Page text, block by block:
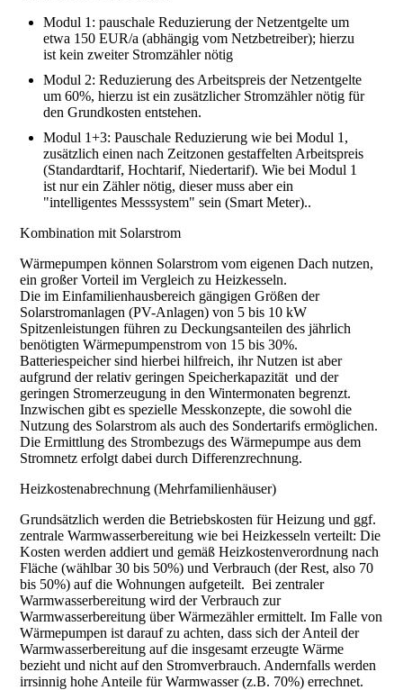
Modul 1: pauschale Reduzierung der Netzentgelte um
etwa 150 EUR/a (abhängig vom Netzbetreiber); hierzu
ist kein zweiter Stromzähler nötig
Modul 2: Reduzierung des Arbeitspreis der Netzentgelte
um 60%, hierzu ist ein zusätzlicher Stromzähler nötig für
den Grundkosten entstehen.
Modul 1+3: Pauschale Reduzierung wie bei Modul 1,
zusätzlich einen nach Zeitzonen gestaffelten Arbeitspreis
(Standardtarif, Hochtarif, Niedertarif). Wie bei Modul 1
ist nur ein Zähler nötig, dieser muss aber ein
"intelligentes Messsystem" sein (Smart Meter)..
Kombination mit Solarstrom
Wärmepumpen können Solarstrom vom eigenen Dach nutzen,
ein großer Vorteil im Vergleich zu Heizkesseln.
Die im Einfamilienhausbereich gängigen Größen der
Solarstromanlagen (PV-Anlagen) von 5 bis 10 kW
Spitzenleistungen führen zu Deckungsanteilen des jährlich
benötigten Wärmepumpenstrom von 15 bis 30%.
Batteriespeicher sind hierbei hilfreich, ihr Nutzen ist aber
aufgrund der relativ geringen Speicherkapazität und der
geringen Stromerzeugung in den Wintermonaten begrenzt.
Inzwischen gibt es spezielle Messkonzepte, die sowohl die
Nutzung des Solarstrom als auch des Sondertarifs ermöglichen.
Die Ermittlung des Strombezugs des Wärmepumpe aus dem
Stromnetz erfolgt dabei durch Differenzrechnung.
Heizkostenabrechnung (Mehrfamilienhäuser)
Grundsätzlich werden die Betriebskosten für Heizung und ggf.
zentrale Warmwasserbereitung wie bei Heizkesseln verteilt: Die
Kosten werden addiert und gemäß Heizkostenverordnung nach
Fläche (wählbar 30 bis 50%) und Verbrauch (der Rest, also 70
bis 50%) auf die Wohnungen aufgeteilt. Bei zentraler
Warmwasserbereitung wird der Verbrauch zur
Warmwasserbereitung über Wärmezähler ermittelt. Im Falle von
Wärmepumpen ist darauf zu achten, dass sich der Anteil der
Warmwasserbereitung auf die insgesamt erzeugte Wärme
bezieht und nicht auf den Stromverbrauch. Andernfalls werden
irrsinnig hohe Anteile für Warmwasser (z.B. 70%) errechnet.